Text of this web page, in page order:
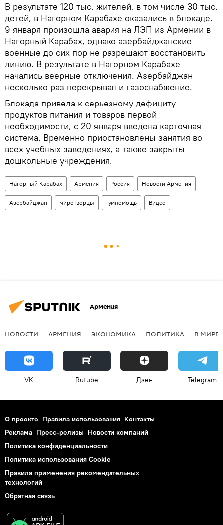
В результате 120 тыс. жителей, в том числе 30 тыс.
детей, в Нагорном Карабахе оказались в блокаде.
9 января произошла авария на ЛЭП из Армении в
Нагорный Карабах, однако азербайджанские
военные до сих пор не разрешают восстановить
линию. В результате в Нагорном Карабахе
начались веерные отключения. Азербайджан
несколько раз перекрывал и газоснабжение.
Блокада привела к серьезному дефициту
продуктов питания и товаров первой
необходимости, с 20 января введена карточная
система. Временно приостановлены занятия во
всех учебных заведениях, а также закрыты
дошкольные учреждения.
Нагорный Карабах Армения Россия Новости Армения
Азербайджан миротворцы Гумпомощь Видео
Армения
НОВОСТИ АРМЕНИЯ ЭКОНОМИКА ПОЛИТИКА В МИРЕ
VK Rutube Дзен Telegram
О проекте Правила использования Контакты
Реклама Пресс-релизы Новости компаний
Политика конфиденциальности
Политика использования Cookie
Правила применения рекомендательных
технологий
Обратная связь